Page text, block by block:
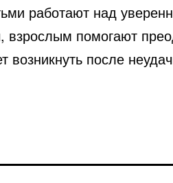
работают над
взрослым помогают
возникнуть после